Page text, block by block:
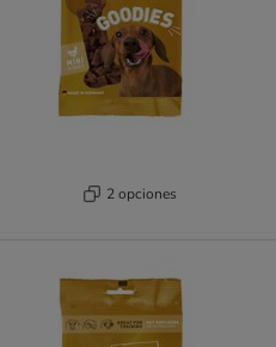
2 opciones